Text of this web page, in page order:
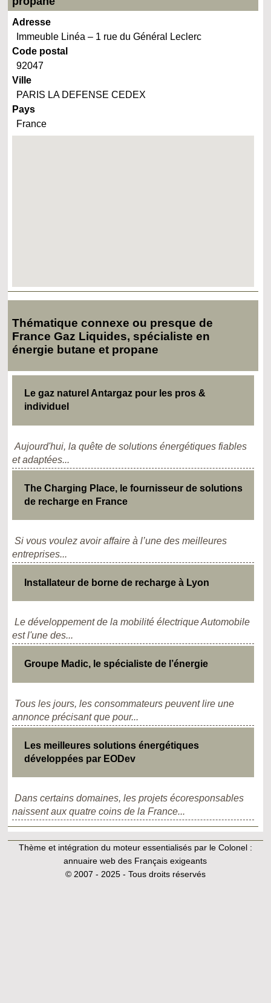
Adresse
Immeuble Linéa – 1 rue du Général Leclerc
Code postal
92047
Ville
PARIS LA DEFENSE CEDEX
Pays
France
Thématique connexe ou presque de
France Gaz Liquides, spécialiste en
énergie butane et propane
Le gaz naturel Antargaz pour les pros &
individuel
Aujourd'hui, la quête de solutions énergétiques fiables
et adaptées...
The Charging Place, le fournisseur de solutions
de recharge en France
Si vous voulez avoir affaire à l’une des meilleures
entreprises...
Installateur de borne de recharge à Lyon
Le développement de la mobilité électrique Automobile
est l'une des...
Groupe Madic, le spécialiste de l’énergie
Tous les jours, les consommateurs peuvent lire une
annonce précisant que pour...
Les meilleures solutions énergétiques
développées par EODev
Dans certains domaines, les projets écoresponsables
naissent aux quatre coins de la France...
Thème et intégration du moteur essentialisés par le Colonel :
annuaire web des Français exigeants
© 2007 - 2025 - Tous droits réservés